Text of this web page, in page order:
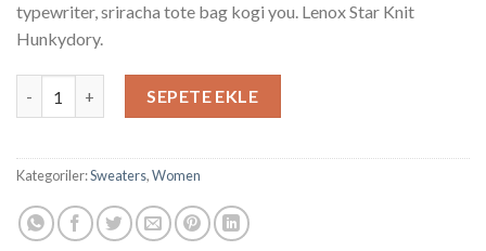
typewriter, sriracha tote bag kogi you. Lenox Star Knit
Hunkydory.
SEPETE EKLE
Kategoriler:Sweaters,Women